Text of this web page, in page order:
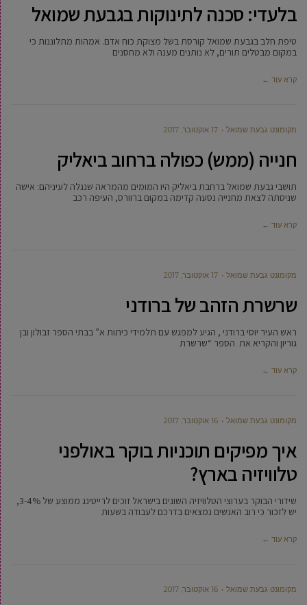
בלעדי: סכנה לתינוקות בגבעת שמואל
טיפת חלב בגבעת שמואל קורסת בשל מצוקת כוח אדם. אמהות מתלוננות כי
במקום מבטלים תורים, לא נותנים מענה ולא מחסנים
קרא עוד ←
מקומונט גבעת שמואל 17 אוקטובר, 2017
חנייה (ממש) כפולה ברחוב ביאליק
תושבי גבעת שמואל ברחבת ביאליק היו המומים מהמראה שנגלה לעיניהם: אישה
שניסתה לצאת מחנייה נסעה קדימה במקום ברוורס, העיפה רכב
קרא עוד ←
מקומונט גבעת שמואל 17 אוקטובר, 2017
שרשרת הזהב של ברודני
ראש העיר יוסי ברודני , הגיע למפגש עם תלמידי כיתות א” בבתי הספר זבולון ובן
גוריון והקריא את הספר “שרשרת
קרא עוד ←
מקומונט גבעת שמואל 16 אוקטובר, 2017
איך מפיקים תוכניות בוקר באולפני
טלוויזיה בארץ?
שידורי הבוקר בערוצי הטלוויזיה השונים בישראל זוכים לרייטינג ממוצע של 3-4%,
יש לזכור כי רוב האנשים נמצאים בדרכם לעבודה בשעות
קרא עוד ←
מקומונט גבעת שמואל 16 אוקטובר, 2017